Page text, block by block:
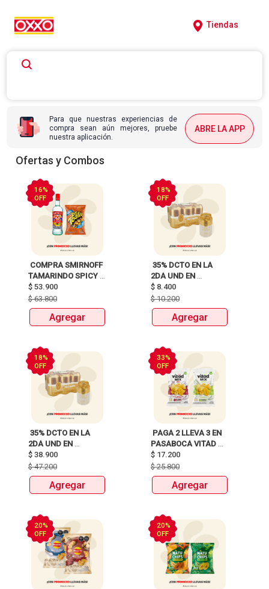
Tiendas
Para que nuestras experiencias de
compra sean aún mejores, pruebe
nuestra aplicación.
ABRE LA APP
Ofertas y Combos
16%
OFF
COMPRA SMIRNOFF
TAMARINDO SPICY
X750ml Y LLEVATE
DETODITO 165GR o
150GR
$ 53.900
$63.800
Agregar
18%
OFF
35% DCTO EN LA
2DA UND EN
CERVEZA CLUB
COLOMBIA LATA
X330ml
$ 8.400
$10.200
Agregar
18%
OFF
35% DCTO EN LA
2DA UND EN
CERVEZA CLUB
COLOMBIA 330 ML
LATA X 6 UNIDADES
ANTES:$47.200
$ 38.900
$47.200
Agregar
33%
OFF
PAGA 2 LLEVA 3 EN
PASABOCA VITAD
$ 17.200
$25.800
Agregar
20%
OFF
20%
OFF